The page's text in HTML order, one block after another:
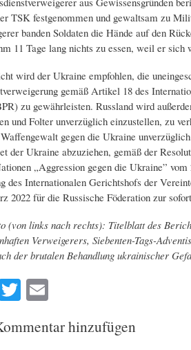
TSK festgenommen und gewaltsam zu
banden Soldaten die Hände auf den
11 Tage lang nichts zu essen, weil er
wird der Ukraine empfohlen, die
gemäß Artikel 18 des
zu gewährleisten. Russland wird
und Folter unverzüglich einzustellen, zu
gegen die Ukraine
der Ukraine abzuziehen, gemäß der
„Aggression gegen die Ukraine”
des Internationalen Gerichtshofs der
2022 für die Russische Föderation zur
(von links nach rechts): Titelblatt des
Verweigerers, Siebenten-Tags-
der brutalen Behandlung ukrainischer
T
wi
tte
E
m
ailhinzufügen